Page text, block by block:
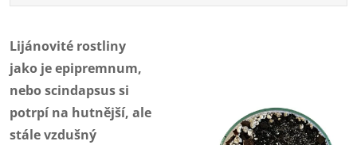
Lijánovité rostliny
jako je epipremnum,
nebo scindapsus si
potrpí na hutnější, ale
stále vzdušný